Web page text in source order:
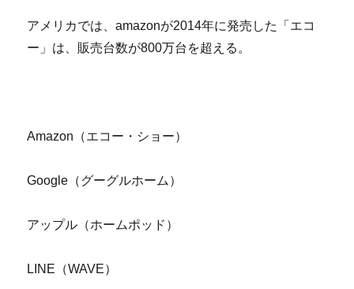
アメリカでは、amazonが2014年に発売した「エコ
ー」は、販売台数が800万台を超える。
Amazon（エコー・ショー）
Google（グーグルホーム）
アップル（ホームポッド）
LINE（WAVE）